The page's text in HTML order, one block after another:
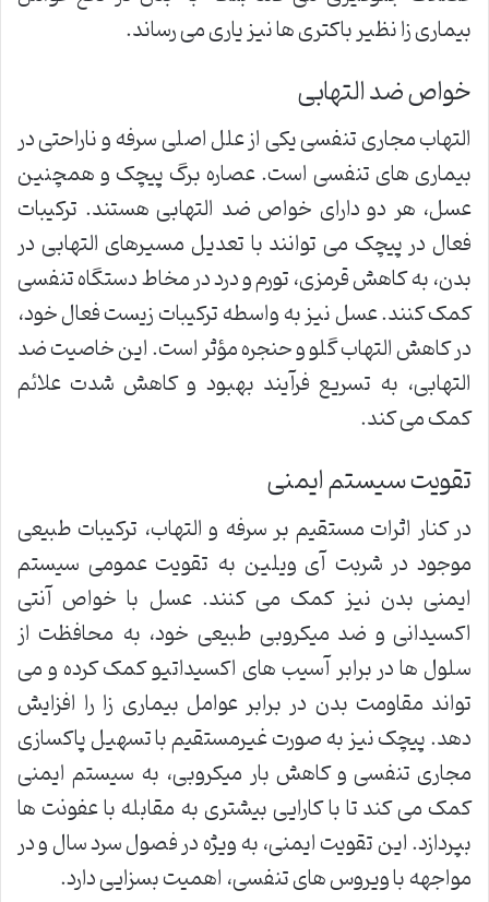
بیماری زا نظیر باکتری ها نیز یاری می رساند.
خواص ضد التهابی
التهاب مجاری تنفسی یکی از علل اصلی سرفه و ناراحتی در
بیماری های تنفسی است. عصاره برگ پیچک و همچنین
عسل، هر دو دارای خواص ضد التهابی هستند. ترکیبات
فعال در پیچک می توانند با تعدیل مسیرهای التهابی در
بدن، به کاهش قرمزی، تورم و درد در مخاط دستگاه تنفسی
کمک کنند. عسل نیز به واسطه ترکیبات زیست فعال خود،
در کاهش التهاب گلو و حنجره مؤثر است. این خاصیت ضد
التهابی، به تسریع فرآیند بهبود و کاهش شدت علائم
کمک می کند.
تقویت سیستم ایمنی
در کنار اثرات مستقیم بر سرفه و التهاب، ترکیبات طبیعی
موجود در شربت آی ویلین به تقویت عمومی سیستم
ایمنی بدن نیز کمک می کنند. عسل با خواص آنتی
اکسیدانی و ضد میکروبی طبیعی خود، به محافظت از
سلول ها در برابر آسیب های اکسیداتیو کمک کرده و می
تواند مقاومت بدن در برابر عوامل بیماری زا را افزایش
دهد. پیچک نیز به صورت غیرمستقیم با تسهیل پاکسازی
مجاری تنفسی و کاهش بار میکروبی، به سیستم ایمنی
کمک می کند تا با کارایی بیشتری به مقابله با عفونت ها
بپردازد. این تقویت ایمنی، به ویژه در فصول سرد سال و در
مواجهه با ویروس های تنفسی، اهمیت بسزایی دارد.